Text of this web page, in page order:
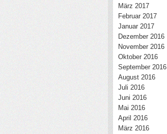
März 2017
Februar 2017
Januar 2017
Dezember 2016
November 2016
Oktober 2016
September 2016
August 2016
Juli 2016
Juni 2016
Mai 2016
April 2016
März 2016